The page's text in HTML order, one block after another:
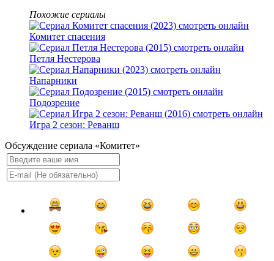
Похожие сериалы
Комитет спасения
Петля Нестерова
Напарники
Подозрение
Игра 2 сезон: Реванш
Обсуждение сериала «Комитет»